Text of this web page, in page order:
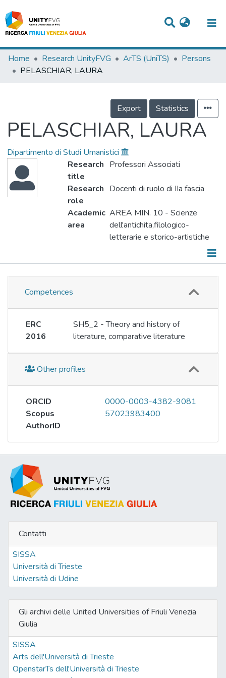
Titles
Events
Projects
People
Skills
Home Research UnityFVG ArTS (UniTS)
Persons
PELASCHIAR, LAURA
Export Statistics
PELASCHIAR, LAURA
Dipartimento di Studi Umanistici
Research
title
Professori Associati
Research
role
Docenti di ruolo di IIa fascia
Academic
area
AREA MIN. 10 - Scienze
dell'antichita,filologico-
letterarie e storico-artistiche
Information
Publications
Events
Metrics
Competences
ERC
2016
SH5_2 - Theory and history of
literature, comparative literature
Other profiles
ORCID
0000-0003-4382-9081
Scopus
AuthorID
57023983400
Contatti
SISSA
Università di Trieste
Università di Udine
Gli archivi delle United Universities of Friuli Venezia
Giulia
SISSA
Arts dell'Università di Trieste
OpenstarTs dell'Università di Trieste